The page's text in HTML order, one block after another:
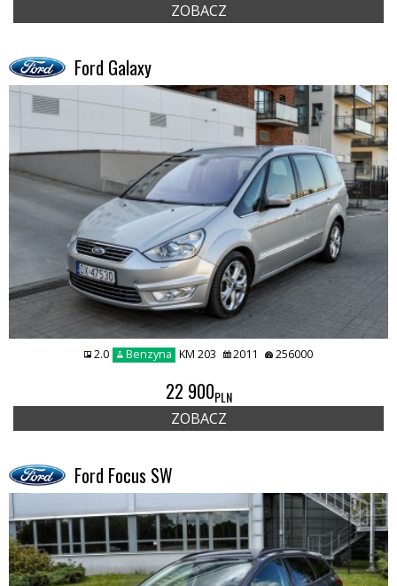
ZOBACZ
Ford Galaxy
2.0 Benzyna KM 203 2011 256000
22 900PLN
ZOBACZ
Ford Focus SW